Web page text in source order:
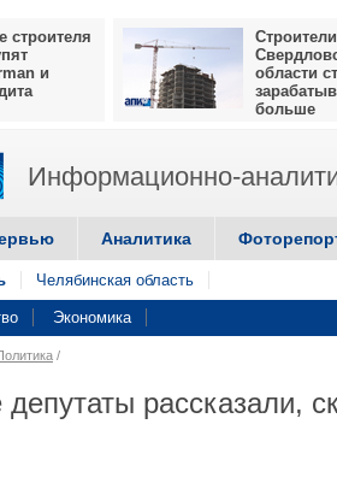
строителя
и
Строители
области
больше
Информационно-
Аналитика
Челябинская область
Экономика
/
рассказали,